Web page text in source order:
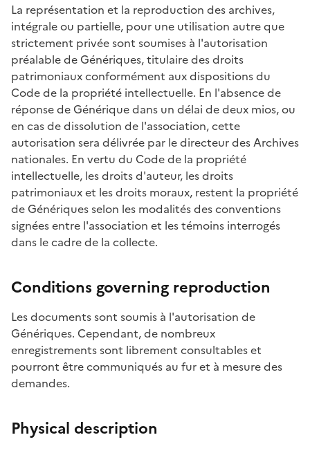
La représentation et la reproduction des archives,
intégrale ou partielle, pour une utilisation autre que
strictement privée sont soumises à l'autorisation
préalable de Génériques, titulaire des droits
patrimoniaux conformément aux dispositions du
Code de la propriété intellectuelle. En l'absence de
réponse de Générique dans un délai de deux mios, ou
en cas de dissolution de l'association, cette
autorisation sera délivrée par le directeur des Archives
nationales. En vertu du Code de la propriété
intellectuelle, les droits d'auteur, les droits
patrimoniaux et les droits moraux, restent la propriété
de Génériques selon les modalités des conventions
signées entre l'association et les témoins interrogés
dans le cadre de la collecte.
Conditions governing reproduction
Les documents sont soumis à l'autorisation de
Génériques. Cependant, de nombreux
enregistrements sont librement consultables et
pourront être communiqués au fur et à mesure des
demandes.
Physical description